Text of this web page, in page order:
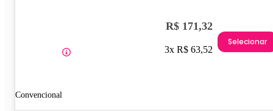
Convencional
R$ 171,32
3x R$ 63,52
Selecionar